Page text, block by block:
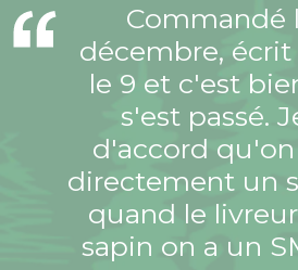
Commandé
décembre, écrit
le 9 et c'est
s'est passé.
d'accord qu'on
directement un
quand le
sapin on a un